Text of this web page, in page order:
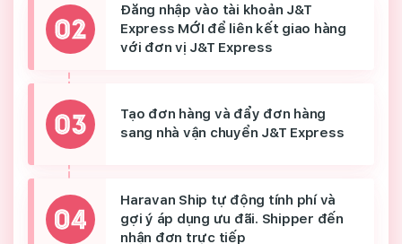
Đăng nhập vào tài khoản J&T
Express MỚI để liên kết giao hàng
với đơn vị J&T Express
Tạo đơn hàng và đẩy đơn hàng
sang nhà vận chuyển J&T Express
Haravan Ship tự động tính phí và
gợi ý áp dụng ưu đãi. Shipper đến
nhận đơn trực tiếp